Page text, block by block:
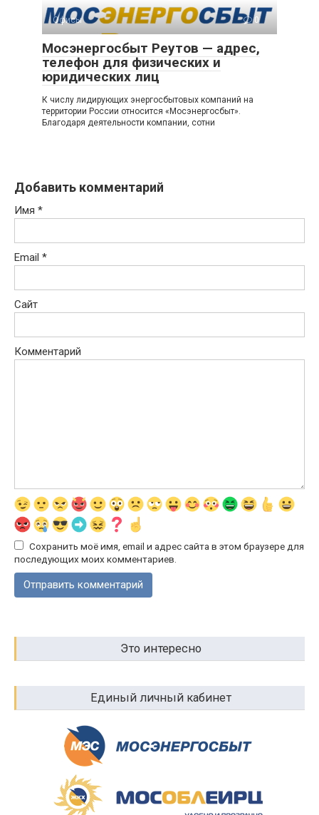
Офисы 0
Мосэнергосбыт Реутов — адрес,
телефон для физических и
юридических лиц
К числу лидирующих энергосбытовых компаний на
территории России относится «Мосэнергосбыт».
Благодаря деятельности компании, сотни
Добавить комментарий
Имя *
Email *
Сайт
Комментарий
Сохранить моё имя, email и адрес сайта в этом браузере для
последующих моих комментариев.
Это интересно
Единый личный кабинет